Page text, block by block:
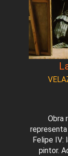
Obra
Felipe IV:
pintor.